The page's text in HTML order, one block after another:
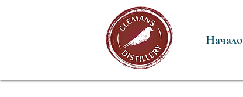
Начало